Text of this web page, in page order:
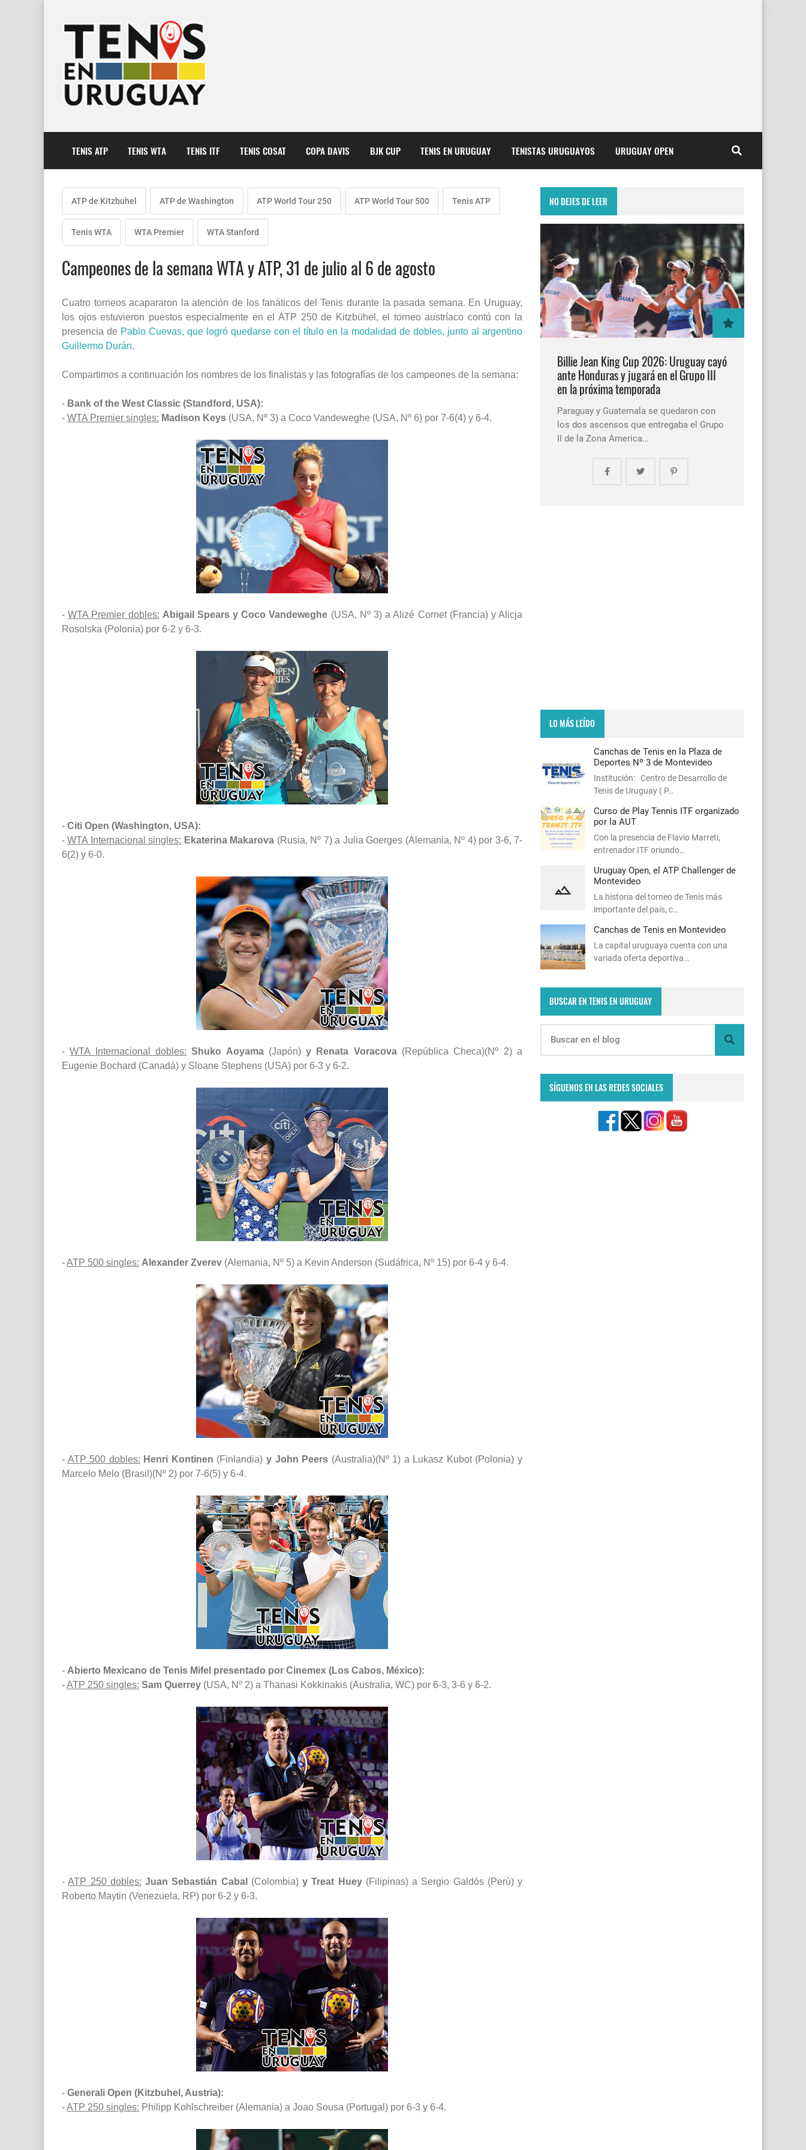
TENIS ATP TENIS WTA TENIS ITF TENIS COSAT COPA DAVIS BJK CUP TENIS EN URUGUAY TENISTAS URUGUAYOS URUGUAY OPEN
ATP de Kitzbuhel ATP de Washington ATP World Tour 250 ATP World Tour 500 Tenis ATP
Tenis WTA WTA Premier WTA Stanford
Campeones de la semana WTA y ATP, 31 de julio al 6 de agosto
Cuatro torneos acapararon la atención de los fanáticos del Tenis durante la pasada semana. En Uruguay,
los ojos estuvieron puestos especialmente en el ATP 250 de Kitzbühel, el torneo austríaco contó con la
presencia de Pablo Cuevas, que logró quedarse con el título en la modalidad de dobles, junto al argentino
Guillermo Durán.
Compartimos a continuación los nombres de los finalistas y las fotografías de los campeones de la semana:
- Bank of the West Classic (Standford, USA):
- WTA Premier singles: Madison Keys (USA, Nº 3) a Coco Vandeweghe (USA, Nº 6) por 7-6(4) y 6-4.
-WTA Premier dobles: Abigail Spears y Coco Vandeweghe (USA, Nº 3) a Alizé Cornet (Francia) y Alicja
Rosolska (Polonia) por 6-2 y 6-3.
- Citi Open (Washington, USA):
-WTA Internacional singles: Ekaterina Makarova (Rusia, Nº 7) a Julia Goerges (Alemania, Nº 4) por 3-6, 7-
6(2) y 6-0.
-WTA Internacional dobles: Shuko Aoyama(Japón)y Renata Voracova(República Checa)(Nº 2) a
Eugenie Bochard (Canadá) y Sloane Stephens (USA) por 6-3 y 6-2.
-ATP 500 singles: Alexander Zverev (Alemania, Nº 5) a Kevin Anderson (Sudáfrica, Nº 15) por 6-4 y 6-4.
- ATP 500 dobles: Henri Kontinen (Finlandia) y John Peers (Australia)(Nº 1) a Lukasz Kubot (Polonia) y
Marcelo Melo (Brasil)(Nº 2) por 7-6(5) y 6-4.
- Abierto Mexicano de Tenis Mifel presentado por Cinemex (Los Cabos, México):
-ATP 250 singles: Sam Querrey (USA, Nº 2) a Thanasi Kokkinakis (Australia, WC) por 6-3, 3-6 y 6-2.
-ATP 250 dobles: Juan Sebastián Cabal (Colombia) y Treat Huey(Filipinas) a Sergio Galdós (Perú) y
Roberto Maytin (Venezuela, RP) por 6-2 y 6-3.
- Generali Open (Kitzbuhel, Austria):
-ATP 250 singles: Philipp Kohlschreiber (Alemania) a Joao Sousa (Portugal) por 6-3 y 6-4.
NO DEJES DE LEER
Billie Jean King Cup 2026: Uruguay cayó
ante Honduras y jugará en el Grupo III
en la próxima temporada
Paraguay y Guatemala se quedaron con
los dos ascensos que entregaba el Grupo
II de la Zona America…
LO MÁS LEÍDO
Canchas de Tenis en la Plaza de
Deportes Nº 3 de Montevideo
Institución: Centro de Desarrollo de
Tenis de Uruguay ( P…
Curso de Play Tennis ITF organizado
por la AUT
Con la presencia de Flavio Marreti,
entrenador ITF oriundo…
Uruguay Open, el ATP Challenger de
Montevideo
La historia del torneo de Tenis más
importante del país, c…
Canchas de Tenis en Montevideo
La capital uruguaya cuenta con una
variada oferta deportiva…
BUSCAR EN TENIS EN URUGUAY
SÍGUENOS EN LAS REDES SOCIALES